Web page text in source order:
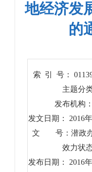
地经济发
的
索 引 号：
主题分
发布机构
发文日期： 2016
文 号：潜政办
效力状
发布日期： 2016